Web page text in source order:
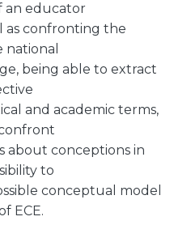
an educator
as confronting the
being able to extract
and academic terms,
about conceptions in
to
conceptual model
ECE.